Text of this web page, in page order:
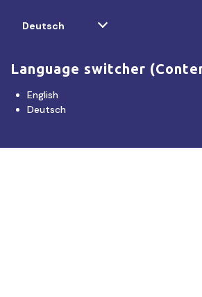
yourDeutsch
Language switcher
English
Deutsch